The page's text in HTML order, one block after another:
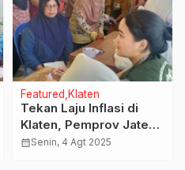
Featured Klaten
Tekan Laju Inflasi di
Klaten, Pemprov Jateng
Gulirkan Program
calendar_monthSenin, 4 Agt 2025